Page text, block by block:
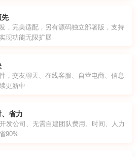
先
，完美适配，另有源码独立部署版，支持
现功能无限扩展
，交友聊天、在线客服、自营电商、信息
更新中
省力
发公司、无需自建团队费用、时间、人力
90%